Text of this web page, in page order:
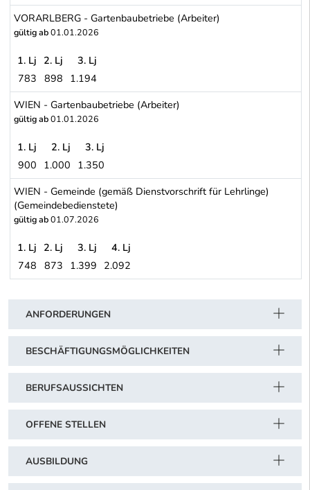
TIROL - Gartenbaubetriebe (Arbeiter)
VORARLBERG - Gartenbaubetriebe (Arbeiter)
gültig ab01.01.2026
VORARLBERG - Gartenbaubetriebe (Arbeiter)
1. Lj 2. Lj
3. Lj
783 898 1.194
WIEN - Gartenbaubetriebe (Arbeiter)
gültig ab01.01.2026
WIEN - Gartenbaubetriebe (Arbeiter)
1. Lj 2. Lj
3. Lj
900 1.000 1.350
WIEN - Gemeinde (gemäß Dienstvorschrift für Lehrlinge)
(Gemeindebedienstete)
gültig ab01.07.2026
WIEN - Gemeinde (gemäß Dienstvorschrift für Lehrlinge)
1. Lj 2. Lj 3. Lj
4. Lj
748 873 1.399 2.092
ANFORDERUNGEN
BESCHÄFTIGUNGSMÖGLICHKEITEN
BERUFSAUSSICHTEN
OFFENE STELLEN
AUSBILDUNG